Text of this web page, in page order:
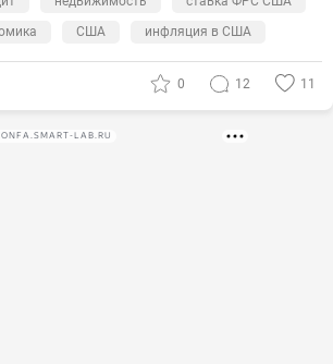
США инфляция в США
0 12 11
LAB.RU